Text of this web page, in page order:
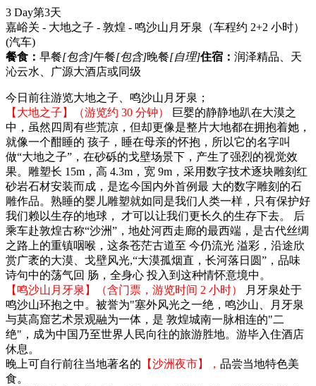
3 Day第3天
嘉峪关 - 大地之子 - 敦煌 - 鸣沙山月牙泉（车程约 2+2 小时）
(汽车)
餐食： 早餐[包含]午餐[包含]晚餐[自理]住宿： 润泽精品、天
沁云水、广源大酒店或同级
今日前往游览大地之子、鸣沙山月牙泉；
【大地之子】（游览约 30 分钟）
巨婴的静静地趴在大漠之
中，虽然四周有些荒凉，但却更像是整片大地都在拥抱着她，
就像一个酣睡的 孩子，睡在母亲的怀抱，所以它的名字叫
做“大地之子”，在砂砾的戈壁场景下，产生了强烈的视觉效
果。雕塑长 15m，高 4.3m，宽 9m，采用数字技术逐块雕刻红
砂岩石材安装而成，是迄今国内外首例最 大的数字雕刻的石
雕作品。熟睡的婴儿雕塑就如同是我们人类一样，只有保护好
我们赖以生存的地球， 才可以让我们更长久的生存下去。 后
乘车赴敦煌古称“沙洲”，地处河西走廊的最西端，是古代丝绸
之路上的重镇咽喉，这条苍茫古道至 今仍流光 溢彩，沿途欣
赏广袤的大漠、戈壁风光,“大漠孤烟直，长河落日圆”，品味
诗句中的荡气回 肠，全身心 投入到这种情怀意境中。
【鸣沙山月牙泉】（含门票，游览时间 2 小时）
月牙泉处于
鸣沙山环抱之中。被誉为"塞外风光之一绝，鸣沙山、月牙泉
与莫高窟艺术景观融为一体，是 敦煌城南一脉相连的"二
绝"，成为中国乃至世界人民向往的旅游胜地。游毕入住酒店
休息。
晚上可自行前往当地著名的 【沙洲夜市】， 品尝当地特色美
食。